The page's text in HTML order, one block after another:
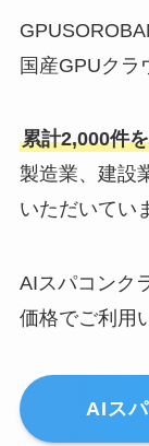
国産GPUクラ
累計2,000件
製造業、建設
いただいてい
AIスパコンク
価格でご利用
AIス